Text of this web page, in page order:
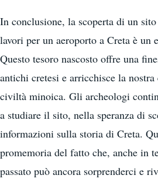
In conclusione, la scoperta di un
lavori per un aeroporto a Creta è un
Questo tesoro nascosto offre una
antichi cretesi e arricchisce la
civiltà minoica. Gli archeologi
a studiare il sito, nella speranza di
informazioni sulla storia di Creta.
promemoria del fatto che, anche in
passato può ancora sorprenderci e